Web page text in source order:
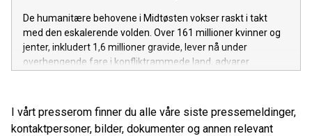
De humanitære behovene i Midtøsten vokser raskt i takt
med den eskalerende volden. Over 161 millioner kvinner og
jenter, inkludert 1,6 millioner gravide, lever nå under
overhengende fare i konfliktrammede land, advarer
I vårt presserom finner du alle våre siste pressemeldinger,
kontaktpersoner, bilder, dokumenter og annen relevant